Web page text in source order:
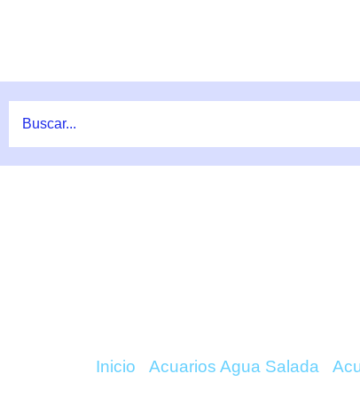
Inicio Acuarios Agua Salada